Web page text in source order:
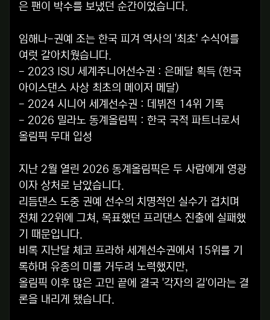
은 팬이 박수를 보냈던 순간이었습니다.
임해나-권예 조는 한국 피겨 역사의 '최초' 수식어를
여럿 갈아치웠습니다.
- 2023 ISU 세계주니어선수권 : 은메달 획득 (한국
아이스댄스 사상 최초의 메이저 메달)
- 2024 시니어 세계선수권 : 데뷔전 14위 기록
- 2026 밀라노 동계올림픽 : 한국 국적 파트너로서
올림픽 무대 입성
지난 2월 열린 2026 동계올림픽은 두 사람에게 영광
이자 상처로 남았습니다.
리듬댄스 도중 권예 선수의 치명적인 실수가 겹치며
전체 22위에 그쳐, 목표했던 프리댄스 진출에 실패했
기 때문입니다.
비록 지난달 체코 프라하 세계선수권에서 15위를 기
록하며 유종의 미를 거두려 노력했지만,
올림픽 이후 많은 고민 끝에 결국 '각자의 길'이라는 결
론을 내리게 됐습니다.